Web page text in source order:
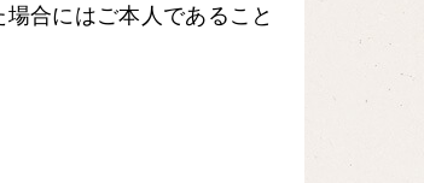
合にはご本人であること